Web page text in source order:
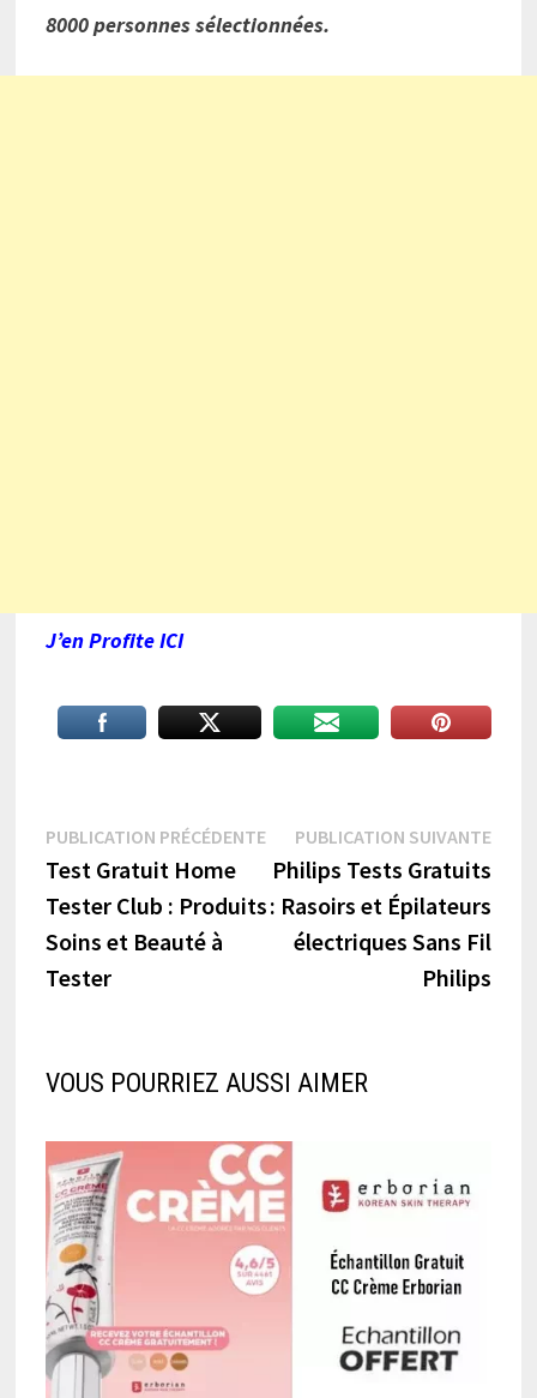
8000 personnes sélectionnées.
J’en Profite ICI
Navigation
de
l’article
PUBLICATION PRÉCÉDENTEPublication
précédente :
Test Gratuit Home
Tester Club : Produits
Soins et Beauté à
Tester
PUBLICATION SUIVANTE
Philips Tests Gratuits
: Rasoirs et Épilateurs
électriques Sans Fil
Philips
VOUS POURRIEZ AUSSI AIMER